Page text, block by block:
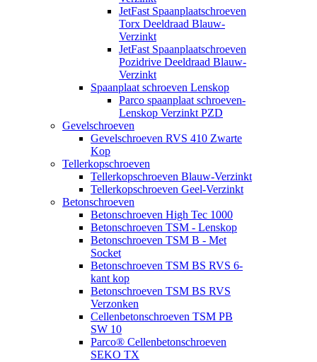
JetFast Spaanplaatschroeven
Torx Deeldraad Blauw-
Verzinkt
JetFast Spaanplaatschroeven
Pozidrive Deeldraad Blauw-
Verzinkt
Spaanplaat schroeven Lenskop
Parco spaanplaat schroeven-
Lenskop Verzinkt PZD
Gevelschroeven
Gevelschroeven RVS 410 Zwarte
Kop
Tellerkopschroeven
Tellerkopschroeven Blauw-Verzinkt
Tellerkopschroeven Geel-Verzinkt
Betonschroeven
Betonschroeven High Tec 1000
Betonschroeven TSM - Lenskop
Betonschroeven TSM B - Met
Socket
Betonschroeven TSM BS RVS 6-
kant kop
Betonschroeven TSM BS RVS
Verzonken
Cellenbetonschroeven TSM PB
SW 10
Parco® Cellenbetonschroeven
SEKO TX